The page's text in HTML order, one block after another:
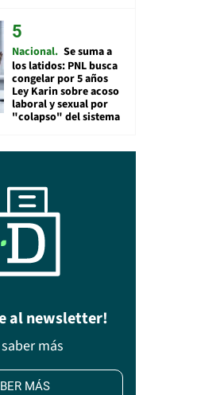
Nacional Se suma a
los latidos: PNL busca
congelar por 5 años
Ley Karin sobre acoso
laboral y sexual por
"colapso" del sistema
al newsletter!
más
MÁS